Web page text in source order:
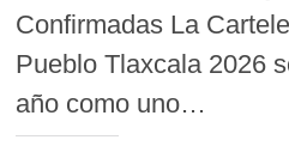
Confirmadas La
Pueblo Tlaxcala 2026
año como uno…